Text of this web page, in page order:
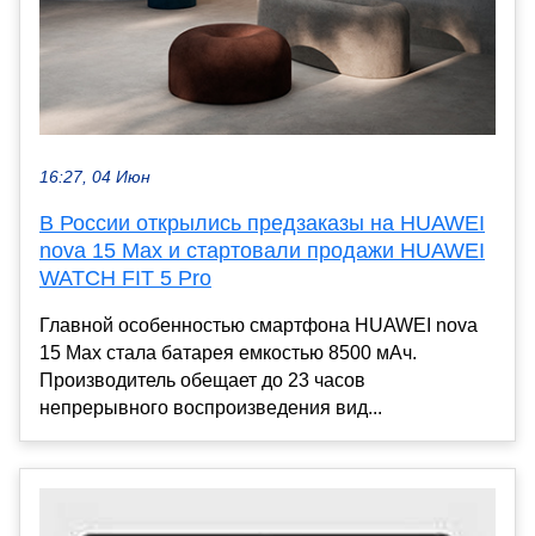
16:27, 04 Июн
В России открылись предзаказы на HUAWEI
nova 15 Max и стартовали продажи HUAWEI
WATCH FIT 5 Pro
Главной особенностью смартфона HUAWEI nova
15 Max стала батарея емкостью 8500 мАч.
Производитель обещает до 23 часов
непрерывного воспроизведения вид...